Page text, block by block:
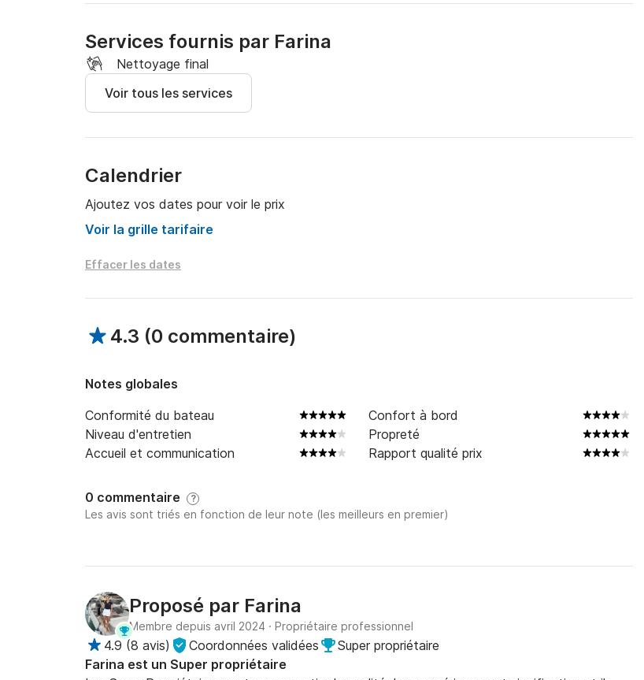
Services fournis par Farina
Nettoyage final
Voir tous les services
Calendrier
Ajoutez vos dates pour voir le prix
Voir la grille tarifaire
Effacer les dates
4.3 (0 commentaire)
Notes globales
Conformité du bateau
Confort à bord
Niveau d'entretien
Propreté
Accueil et communication
Rapport qualité prix
0 commentaire ?
Les avis sont triés en fonction de leur note (les meilleurs en premier)
Proposé par Farina
Membre depuis avril 2024 · Propriétaire professionnel
4.9 (8 avis) Coordonnées validées
Super propriétaire
Farina est un Super propriétaire